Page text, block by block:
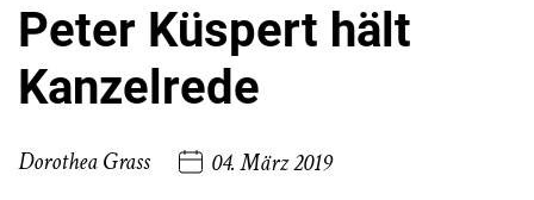
Peter Küspert hält
Kanzelrede
Dorothea Grass 04. März 2019